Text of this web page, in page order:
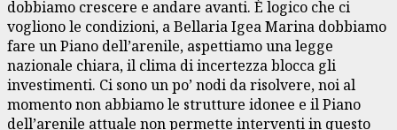
dobbiamo crescere e andare avanti. È logico che ci
vogliono le condizioni, a Bellaria Igea Marina dobbiamo
fare un Piano dell’arenile, aspettiamo una legge
nazionale chiara, il clima di incertezza blocca gli
investimenti. Ci sono un po’ nodi da risolvere, noi al
momento non abbiamo le strutture idonee e il Piano
dell’arenile attuale non permette interventi in questo